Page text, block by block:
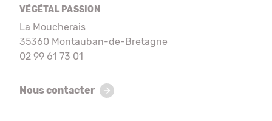
VÉGÉTAL PASSION
La Moucherais
35360 Montauban-de-Bretagne
02 99 61 73 01
Nous contacter